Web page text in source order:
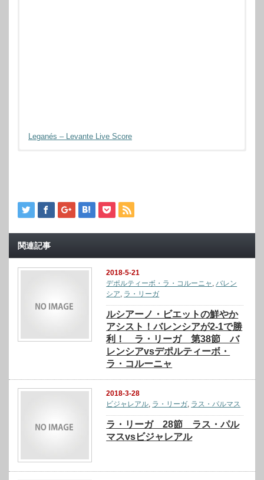
Leganés – Levante Live Score
関連記事
2018-5-21
デポルティーボ・ラ・コルーニャ
バレン
シア ラ・リーガ
ルシアーノ・ビエットの鮮やか
アシスト！バレンシアが2-1で勝
利！ ラ・リーガ 第38節 バ
レンシアvsデポルティーボ・
ラ・コルーニャ
2018-3-28
ビジャレアル ラ・リーガ ラス・パルマス
ラ・リーガ 28節 ラス・パル
マスvsビジャレアル